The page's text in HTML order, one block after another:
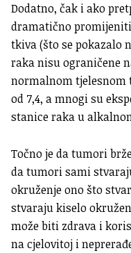
Dodatno, čak i ako
dramatično
tkiva (što se pokazalo
raka nisu ograničene
normalnom tjelesnom
od 7,4, a mnogi su
stanice raka u
Točno je da tumori
da tumori sami
okruženje ono što
stvaraju kiselo
može biti zdrava i
na cjelovitoj i